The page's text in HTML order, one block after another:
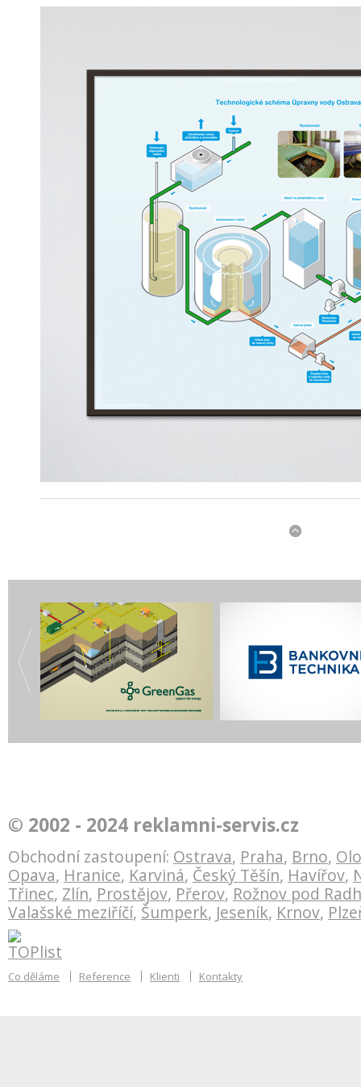
Vektorový model těžby plynu
Green Gas DPB
Bankovní technika
redesign logotypu
© 2002 - 2024 reklamni-servis.cz
Obchodní zastoupení: Ostrava, Praha, Brno,
Opava, Hranice, Karviná, Český Těšín, Havířov,
Třinec, Zlín, Prostějov, Přerov, Rožnov pod
Valašské meziříčí, Šumperk, Jeseník, Krnov,
Co děláme Reference Klienti Kontakty